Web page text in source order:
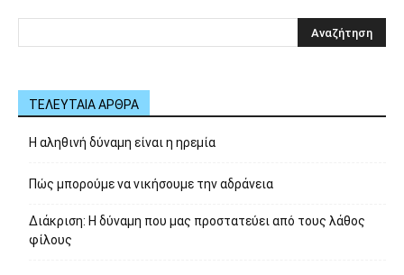
ΤΕΛΕΥΤΑΙΑ ΑΡΘΡΑ
Η αληθινή δύναμη είναι η ηρεμία
Πώς μπορούμε να νικήσουμε την αδράνεια
Διάκριση: Η δύναμη που μας προστατεύει από τους λάθος
φίλους